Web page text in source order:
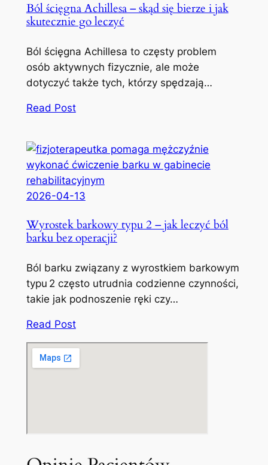
Ból ścięgna Achillesa – skąd się bierze i jak
skutecznie go leczyć
Ból ścięgna Achillesa to częsty problem
osób aktywnych fizycznie, ale może
dotyczyć także tych, którzy spędzają…
Read Post
2026-04-13
Wyrostek barkowy typu 2 – jak leczyć ból
barku bez operacji?
Ból barku związany z wyrostkiem barkowym
typu 2 często utrudnia codzienne czynności,
takie jak podnoszenie ręki czy…
Read Post